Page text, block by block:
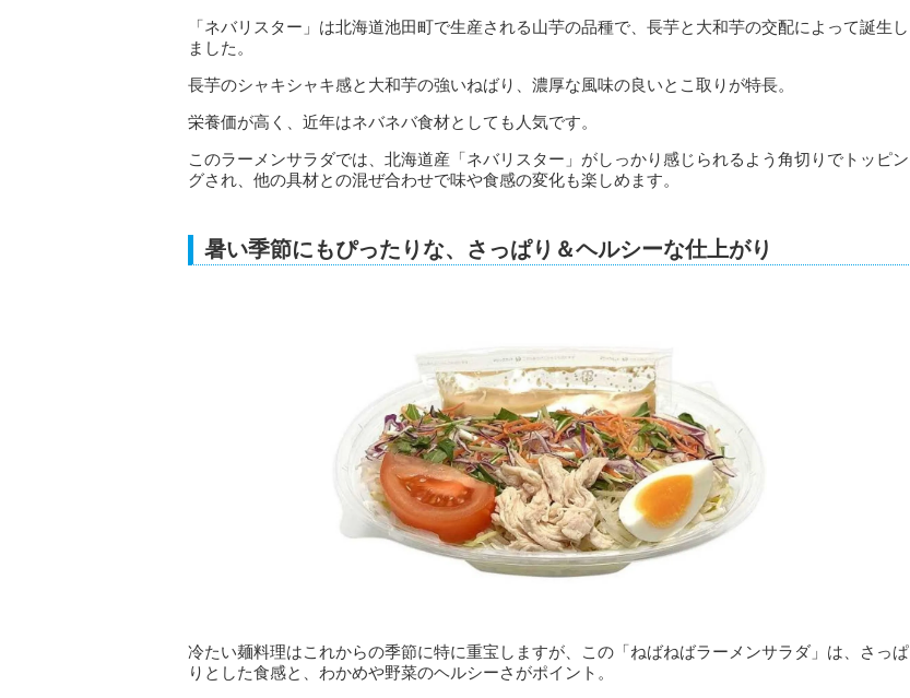
「ネバリスター」は北海道池田町で生産される山芋の品種で、長芋と大和芋の交配によって誕生し
ました。
長芋のシャキシャキ感と大和芋の強いねばり、濃厚な風味の良いとこ取りが特長。
栄養価が高く、近年はネバネバ食材としても人気です。
このラーメンサラダでは、北海道産「ネバリスター」がしっかり感じられるよう角切りでトッピン
グされ、他の具材との混ぜ合わせで味や食感の変化も楽しめます。
暑い季節にもぴったりな、さっぱり＆ヘルシーな仕上がり
冷たい麺料理はこれからの季節に特に重宝しますが、この「ねばねばラーメンサラダ」は、さっぱ
りとした食感と、わかめや野菜のヘルシーさがポイント。